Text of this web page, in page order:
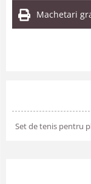
Machetari
Set de tenis pentru